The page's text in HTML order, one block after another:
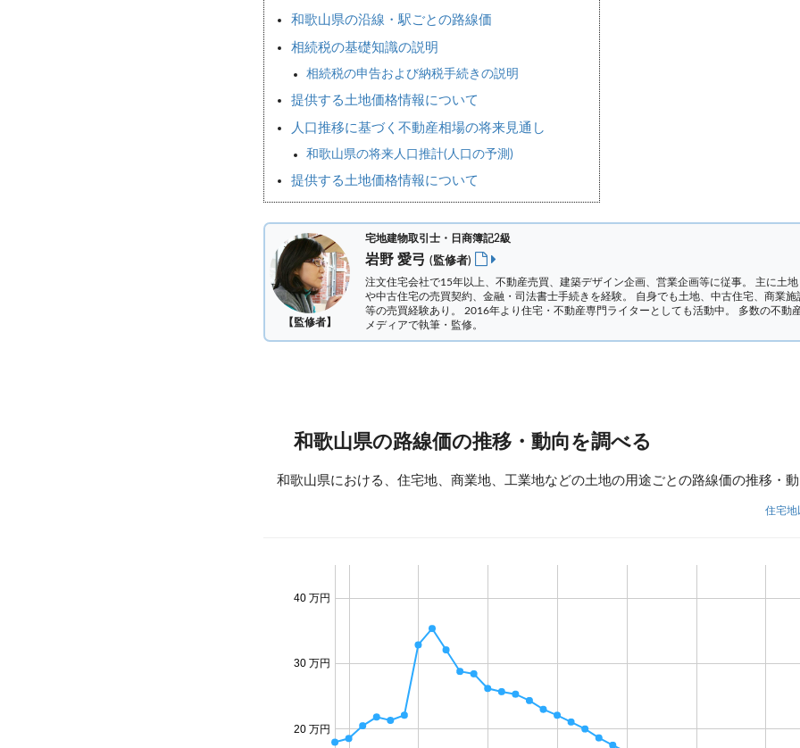
和歌山県の沿線・駅ごとの路線価
相続税の基礎知識の説明
相続税の申告および納税手続きの説明
提供する土地価格情報について
人口推移に基づく不動産相場の将来見通し
和歌山県の将来人口推計(人口の予測)
提供する土地価格情報について
【監修者】
宅地建物取引士・日商簿記2級
岩野 愛弓(監修者)
注文住宅会社で15年以上、不動産売買、建築デザイン企画、営業企画等に従事。 主に土地
や中古住宅の売買契約、金融・司法書士手続きを経験。 自身でも土地、中古住宅、商業施
等の売買経験あり。 2016年より住宅・不動産専門ライターとしても活動中。 多数の不動
メディアで執筆・監修。
和歌山県の路線価の推移・動向を調べる
和歌山県における、住宅地、商業地、工業地などの土地の用途ごとの路線価の推移・
住宅地
20 万円
30 万円
40 万円